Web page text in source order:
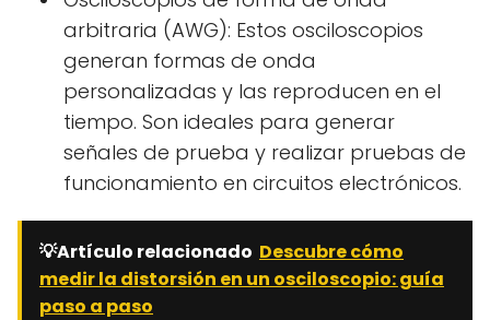
arbitraria (AWG): Estos osciloscopios
generan formas de onda
personalizadas y las reproducen en el
tiempo. Son ideales para generar
señales de prueba y realizar pruebas de
funcionamiento en circuitos electrónicos.
💡Artículo relacionado Descubre cómo
medir la distorsión en un osciloscopio: guía
paso a paso